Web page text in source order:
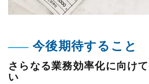
今後期待すること
さらなる業務効率化に向け
い